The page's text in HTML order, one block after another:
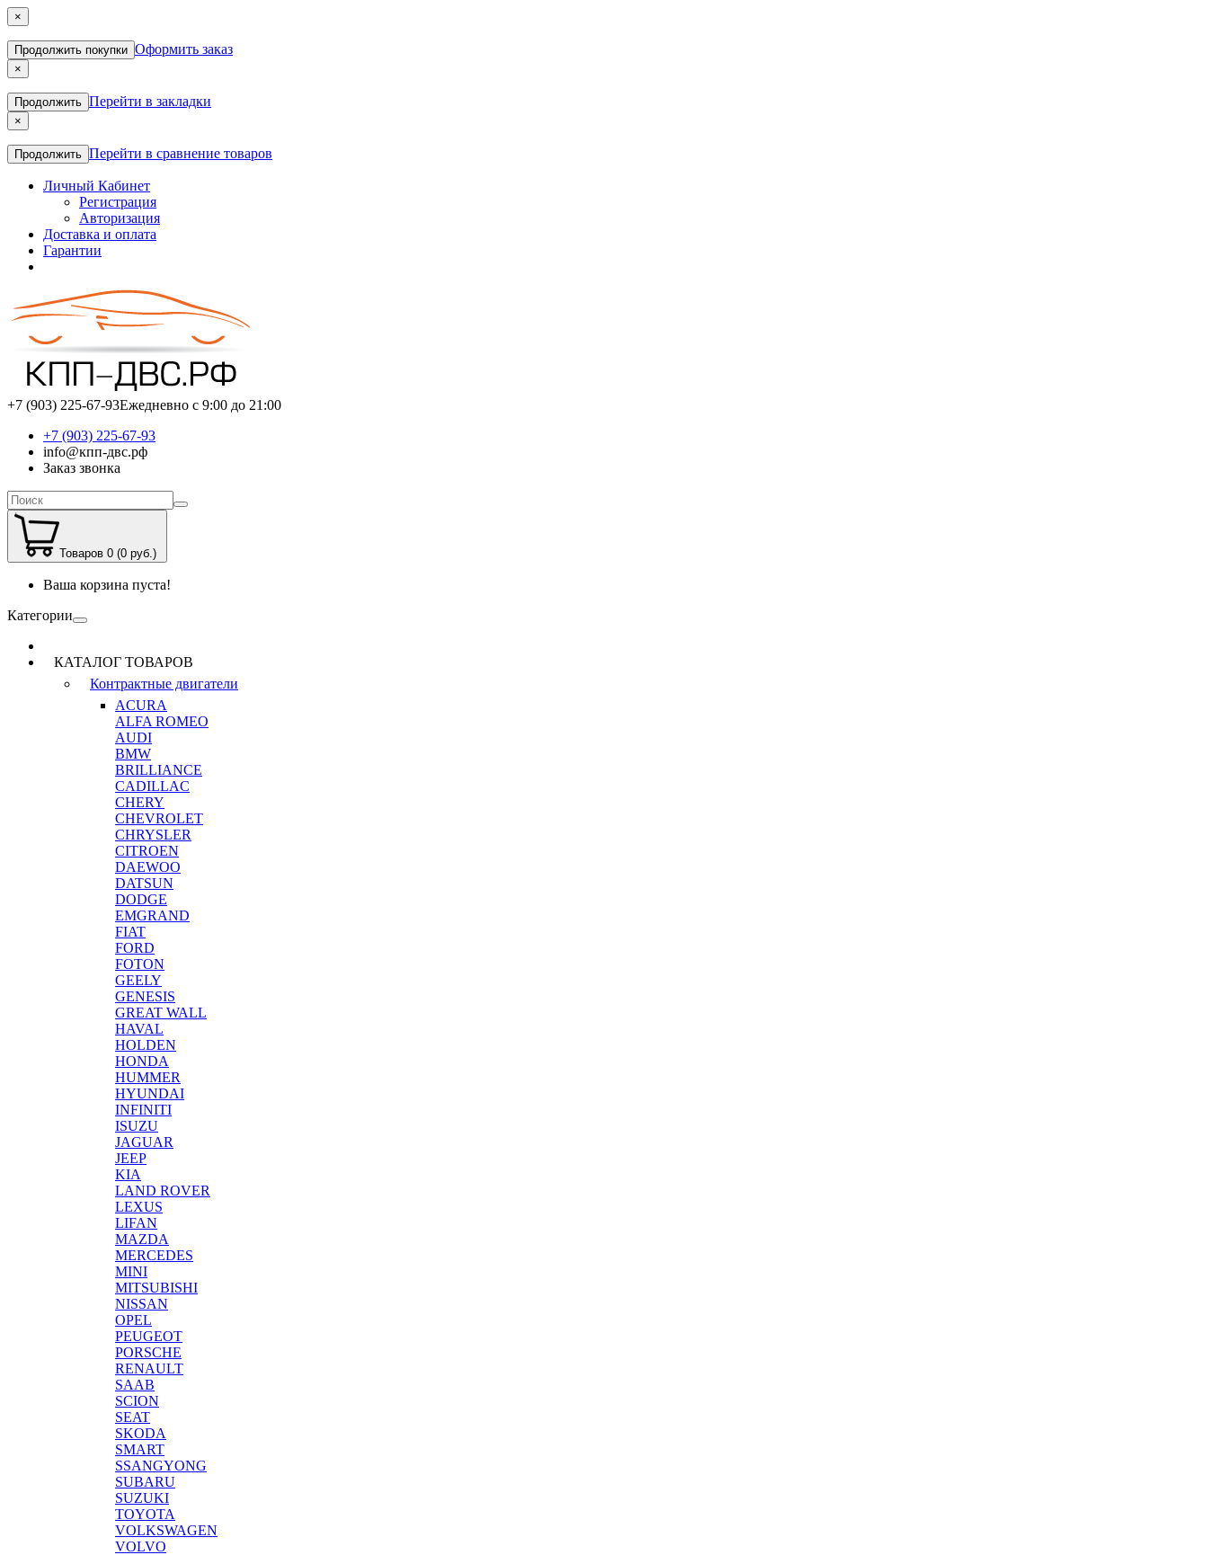
×
Продолжить покупки Оформить заказ
×
Продолжить Перейти в закладки
×
Продолжить Перейти в сравнение товаров
Личный Кабинет
Регистрация
Авторизация
Доставка и оплата
Гарантии
+7 (903) 225-67-93Ежедневно с 9:00 до 21:00
+7 (903) 225-67-93
info@кпп-двс.рф
Заказ звонка
Товаров 0 (0 руб.)
Ваша корзина пуста!
Категории
КАТАЛОГ ТОВАРОВ
Контрактные двигатели
ACURA
ALFA ROMEO
AUDI
BMW
BRILLIANCE
CADILLAC
CHERY
CHEVROLET
CHRYSLER
CITROEN
DAEWOO
DATSUN
DODGE
EMGRAND
FIAT
FORD
FOTON
GEELY
GENESIS
GREAT WALL
HAVAL
HOLDEN
HONDA
HUMMER
HYUNDAI
INFINITI
ISUZU
JAGUAR
JEEP
KIA
LAND ROVER
LEXUS
LIFAN
MAZDA
MERCEDES
MINI
MITSUBISHI
NISSAN
OPEL
PEUGEOT
PORSCHE
RENAULT
SAAB
SCION
SEAT
SKODA
SMART
SSANGYONG
SUBARU
SUZUKI
TOYOTA
VOLKSWAGEN
VOLVO